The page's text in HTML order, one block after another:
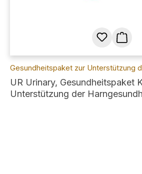
Gesundheitspaket zur Unterstützung
UR Urinary, Gesundheitspaket
Unterstützung der